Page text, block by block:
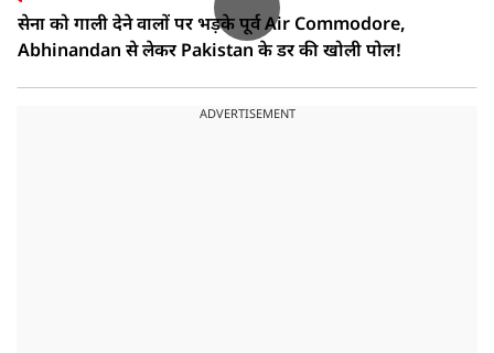
सेना को गाली देने वालों पर भड़के पूर्व Air Commodore,
Abhinandan से लेकर Pakistan के डर की खोली पोल!
ADVERTISEMENT